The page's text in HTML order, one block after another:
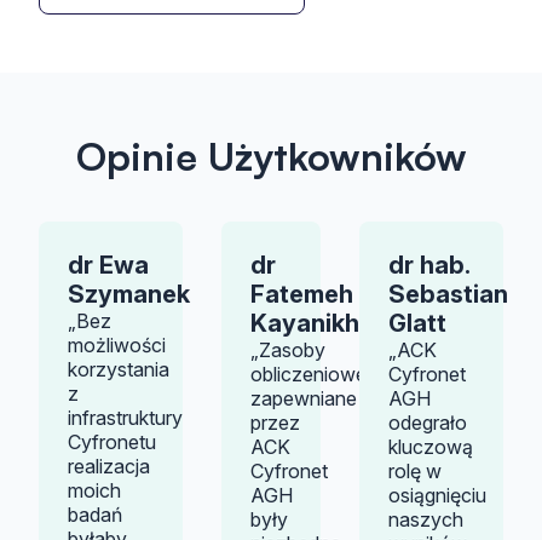
Opinie Użytkowników
dr Ewa
Szymanek
„Bez
możliwości
korzystania
z
infrastruktury
Cyfronetu
realizacja
moich
badań
dr
Fatemeh
Kayanikhoo
„Zasoby
obliczeniowe
zapewniane
przez
ACK
Cyfronet
AGH
były
dr hab.
Sebastian
Glatt
„ACK
Cyfronet
AGH
odegrało
kluczową
rolę w
osiągnięciu
naszych